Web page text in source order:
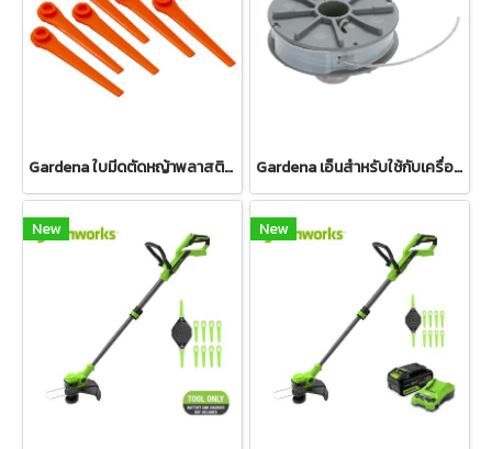
Gardena ใบมีดตัดหญ้าพลาสติก แบบเปลี่ยนสำหรับเครื่องตัดหญ้า (เซต 20 ชิ้น) (05368-20) Gardena เอ็นสำหรับใช้กับเครื่องตัดหญ้า 300/23 (05307-20)
New New